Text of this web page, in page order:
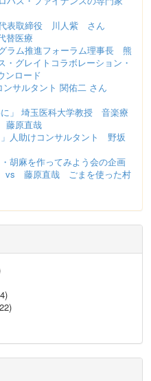
表取締役 川人紫 さん
替医療
ラム推進フォーラム理事長 熊
レイトコラボレーション・
ンロード
ンサルタント 関佑二 さん
」 埼玉医科大学教授 音楽療
原直哉
人助けコンサルタント 野坂
胡麻を作ってみよう会の企画
vs 藤原直哉 ごまを使った村